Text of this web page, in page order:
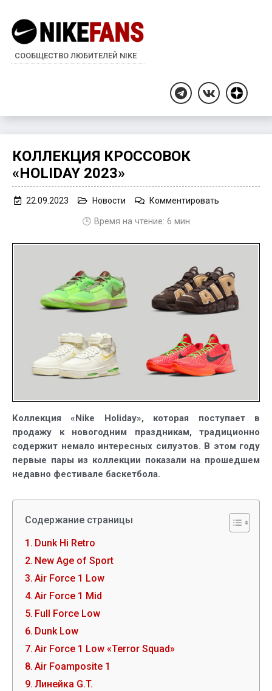
СООБЩЕСТВО ЛЮБИТЕЛЕЙ NIKE
TelegramВКонтакте
Дзен
КОЛЛЕКЦИЯ КРОССОВОК
«HOLIDAY 2023»
22.09.2023 Новости Комментировать
🕒 Время на чтение: 6 мин
Коллекция «Nike Holiday», которая поступает в
продажу к новогодним праздникам, традиционно
содержит немало интересных силуэтов. В этом году
первые пары из коллекции показали на прошедшем
недавно фестивале баскетбола.
Содержание страницы
Dunk Hi Retro
New Age of Sport
Air Force 1 Low
Air Force 1 Mid
Full Force Low
Dunk Low
Air Force 1 Low «Terror Squad»
Air Foamposite 1
Линейка G.T.